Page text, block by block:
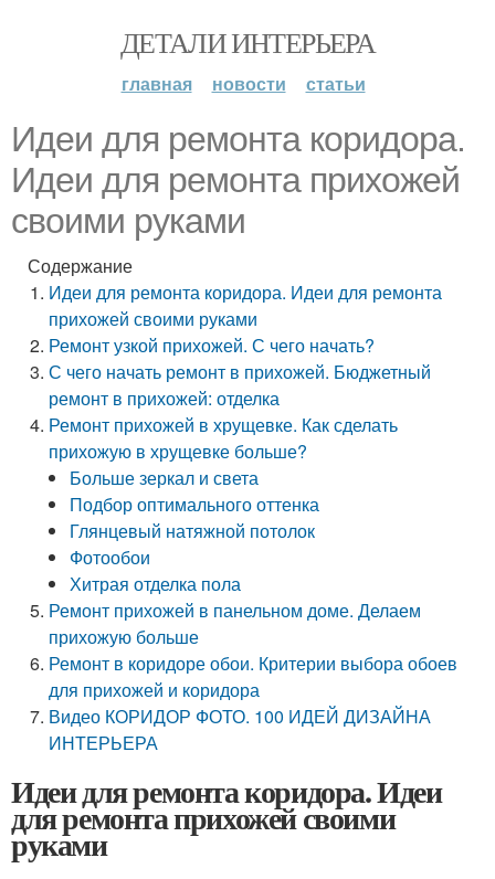
ДЕТАЛИ ИНТЕРЬЕРА
главная новости статьи
Идеи для ремонта коридора.
Идеи для ремонта прихожей
своими руками
Содержание
Идеи для ремонта коридора. Идеи для ремонта
прихожей своими руками
Ремонт узкой прихожей. С чего начать?
С чего начать ремонт в прихожей. Бюджетный
ремонт в прихожей: отделка
Ремонт прихожей в хрущевке. Как сделать
прихожую в хрущевке больше?
Больше зеркал и света
Подбор оптимального оттенка
Глянцевый натяжной потолок
Фотообои
Хитрая отделка пола
Ремонт прихожей в панельном доме. Делаем
прихожую больше
Ремонт в коридоре обои. Критерии выбора обоев
для прихожей и коридора
Видео КОРИДОР ФОТО. 100 ИДЕЙ ДИЗАЙНА
ИНТЕРЬЕРА
Идеи для ремонта коридора. Идеи
для ремонта прихожей своими
руками